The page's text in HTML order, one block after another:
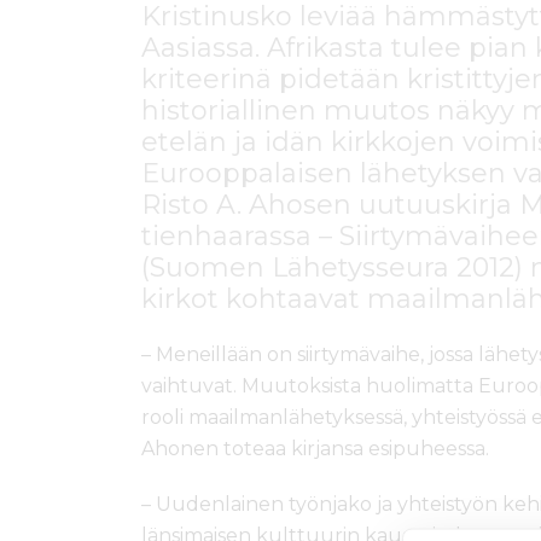
Kristinusko leviää
Aasiassa. Afrikasta tulee
kriteerinä pidetään
historiallinen muutos näkyy
etelän ja idän kirkkojen
Eurooppalaisen lähetyksen
Risto A. Ahosen uutuuskirja
tienhaarassa –
(Suomen Lähetysseura
kirkot kohtaavat
– Meneillään on siirtymävaihe, jossa
vaihtuvat. Muutoksista huolimatta
rooli maailmanlähetyksessä, yhteistyössä
Ahonen toteaa kirjansa esipuheessa.
– Uudenlainen työnjako ja yhteistyön
länsimaisen kulttuurin kauan jatkuneen